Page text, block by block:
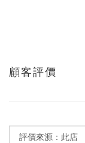
顧客評價